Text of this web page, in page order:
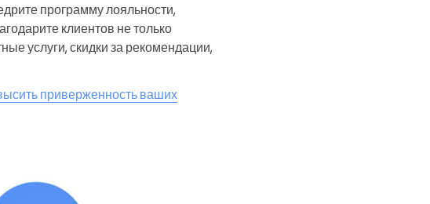
программу лояльности,
клиентов не только
услуги, скидки за рекомендации,
приверженность ваших